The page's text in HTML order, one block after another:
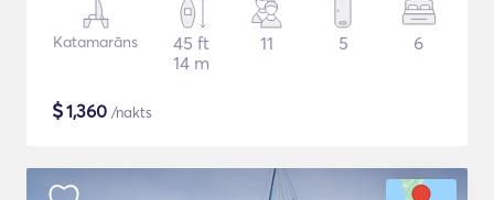
Katamarāns
45 ft
14 m
11 5 6
$1,360 /nakts